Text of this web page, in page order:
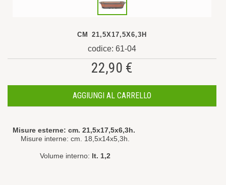
CM 21,5X17,5X6,3H
codice: 61-04
22,90 €
AGGIUNGI AL CARRELLO
Misure esterne: cm. 21,5x17,5x6,3h.
Misure interne: cm. 18,5x14x5,3h.
Volume interno: lt. 1,2